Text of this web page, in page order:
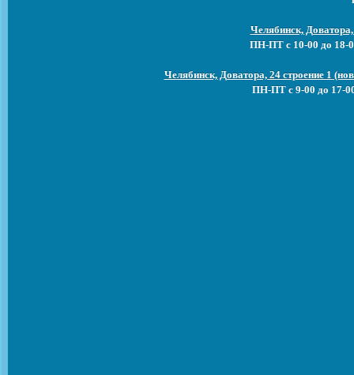
Челябинск,
ПН-ПТ с 10-00 до 18-
Челябинск, Доватора, 24 строение 1
ПН-ПТ с 9-00 до 17-